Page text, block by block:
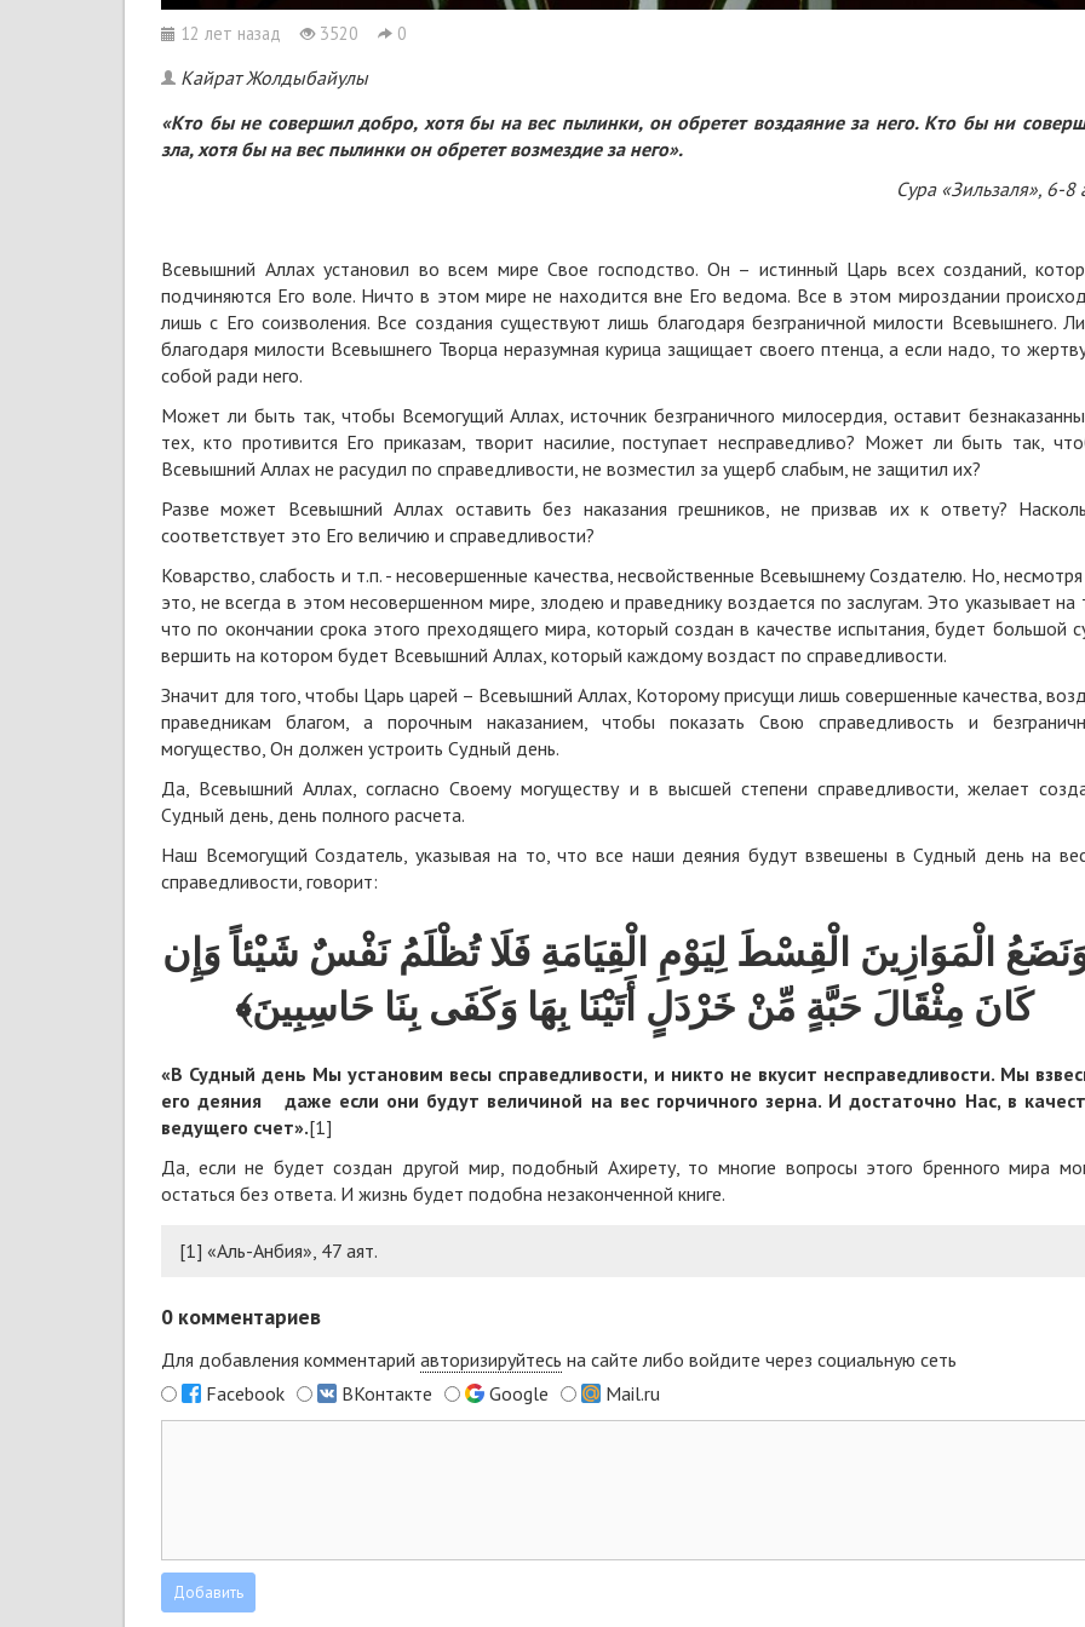
12 лет назад 3520 0
Кайрат Жолдыбайулы
«Кто бы не совершил добро, хотя бы на вес пылинки, он обретет воздаяние за него. Кто бы ни
зла, хотя бы на вес пылинки он обретет возмездие за него».
Сура «Зильзаля», 6-8
Всевышний Аллах установил во всем мире Свое господство. Он – истинный Царь всех созданий,
подчиняются Его воле. Ничто в этом мире не находится вне Его ведома. Все в этом мироздании
лишь с Его соизволения. Все создания существуют лишь благодаря безграничной милости Всевышнего.
благодаря милости Всевышнего Творца неразумная курица защищает своего птенца, а если надо, то
собой ради него.
Может ли быть так, чтобы Всемогущий Аллах, источник безграничного милосердия, оставит
тех, кто противится Его приказам, творит насилие, поступает несправедливо? Может ли быть так,
Всевышний Аллах не расудил по справедливости, не возместил за ущерб слабым, не защитил их?
Разве может Всевышний Аллах оставить без наказания грешников, не призвав их к ответу?
соответствует это Его величию и справедливости?
Коварство, слабость и т.п. - несовершенные качества, несвойственные Всевышнему Создателю. Но,
это, не всегда в этом несовершенном мире, злодею и праведнику воздается по заслугам. Это указывает на
что по окончании срока этого преходящего мира, который создан в качестве испытания, будет большой
вершить на котором будет Всевышний Аллах, который каждому воздаст по справедливости.
Значит для того, чтобы Царь царей – Всевышний Аллах, Которому присущи лишь совершенные качества,
праведникам благом, а порочным наказанием, чтобы показать Свою справедливость и
могущество, Он должен устроить Судный день.
Да, Всевышний Аллах, согласно Своему могуществу и в высшей степени справедливости, желает
Судный день, день полного расчета.
Наш Всемогущий Создатель, указывая на то, что все наши деяния будут взвешены в Судный день на
справедливости, говорит:
الْمَوَازِينَ الْقِسْطَ لِيَوْمِ الْقِيَامَةِ فَلَا تُظْلَمُ نَفْسٌ شَيْئاً وَإِن
كَانَ مِثْقَالَ حَبَّةٍ مِّنْ خَرْدَلٍ أَتَيْنَا بِهَا وَكَفَى بِنَا حَاسِبِينَ﴾
«В Судный день Мы установим весы справедливости, и никто не вкусит несправедливости. Мы
его деяния даже если они будут величиной на вес горчичного зерна. И достаточно Нас, в
ведущего счет».[1]
Да, если не будет создан другой мир, подобный Ахирету, то многие вопросы этого бренного мира
остаться без ответа. И жизнь будет подобна незаконченной книге.
[1] «Аль-Анбия», 47 аят.
0 комментариев
Для добавления комментарий авторизируйтесь на сайте либо войдите через социальную сеть
Facebook
ВКонтакте Google Mail.ru